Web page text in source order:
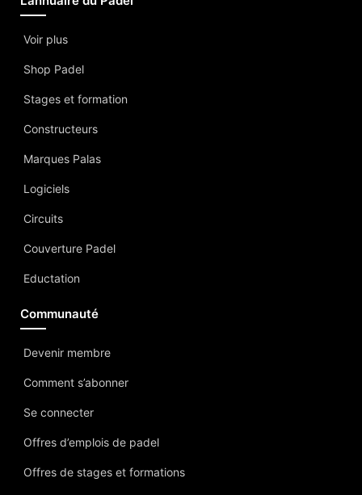
Voir plus
Shop Padel
Stages et formation
Constructeurs
Marques Palas
Logiciels
Circuits
Couverture Padel
Eductation
Communauté
Devenir membre
Comment s’abonner
Se connecter
Offres d’emplois de padel
Offres de stages et formations